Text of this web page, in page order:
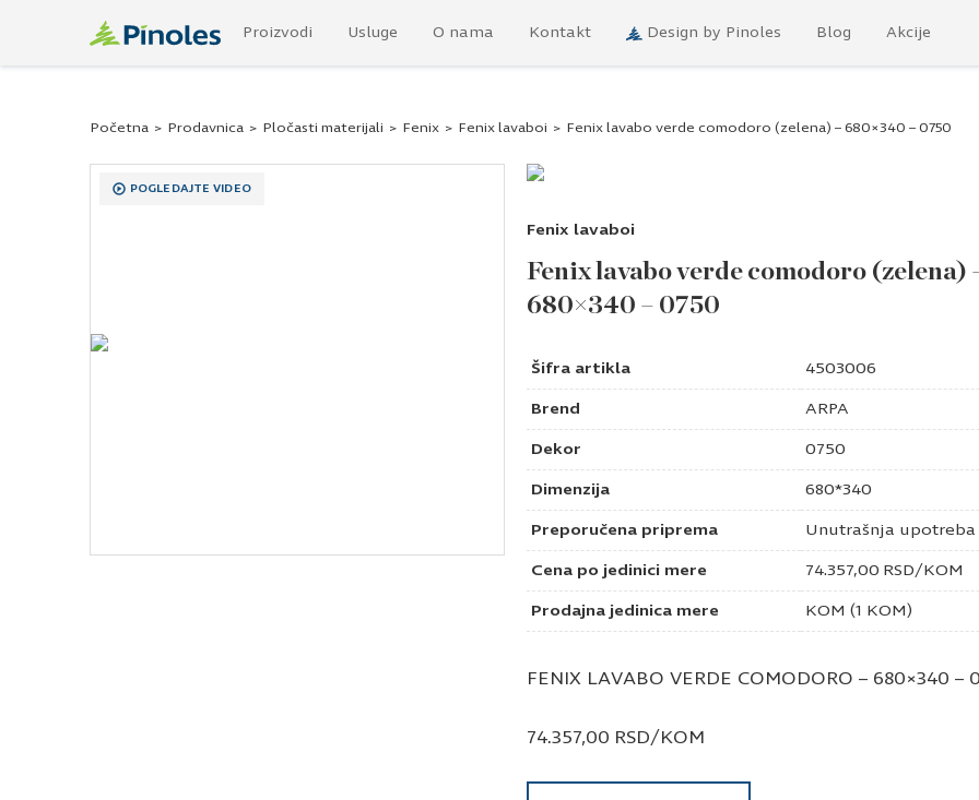
Proizvodi Usluge O nama Kontakt Design by Pinoles Blog Akcije
Početna > Prodavnica > Pločasti materijali > Fenix > Fenix lavaboi > Fenix lavabo verde comodoro (zelena) – 680×340 – 0750
POGLEDAJTE VIDEO
Fenix lavaboi
Fenix lavabo verde comodoro (zelena)
680×340 – 0750
Šifra artikla 4503006
Brend ARPA
Dekor 0750
Dimenzija 680*340
Preporučena priprema Unutrašnja upotreba
Cena po jedinici mere 74.357,00 RSD/KOM
Prodajna jedinica mere KOM (1 KOM)
FENIX LAVABO VERDE COMODORO – 680×340 –
74.357,00 RSD/KOM